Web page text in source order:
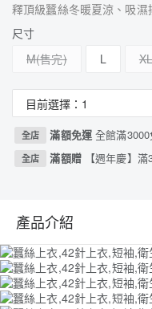
釋頂級蠶絲冬暖夏涼、吸濕
尺寸
M
L
全店 滿額免運全館滿3000
全店 滿額贈 【週年慶】
產品介紹